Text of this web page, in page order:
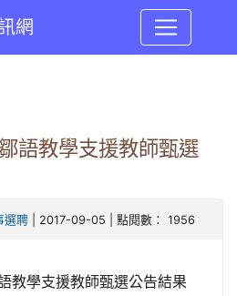
網
語教學支援教師甄選
選聘| 2017-09-05 | 點閱數： 1956
教學支援教師甄選公告結果